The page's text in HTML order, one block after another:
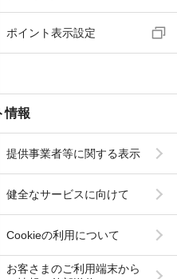
ポイント表示設定
情報
提供事業者等に関する表示
健全なサービスに向けて
Cookieの利用について
お客さまのご利用端末から